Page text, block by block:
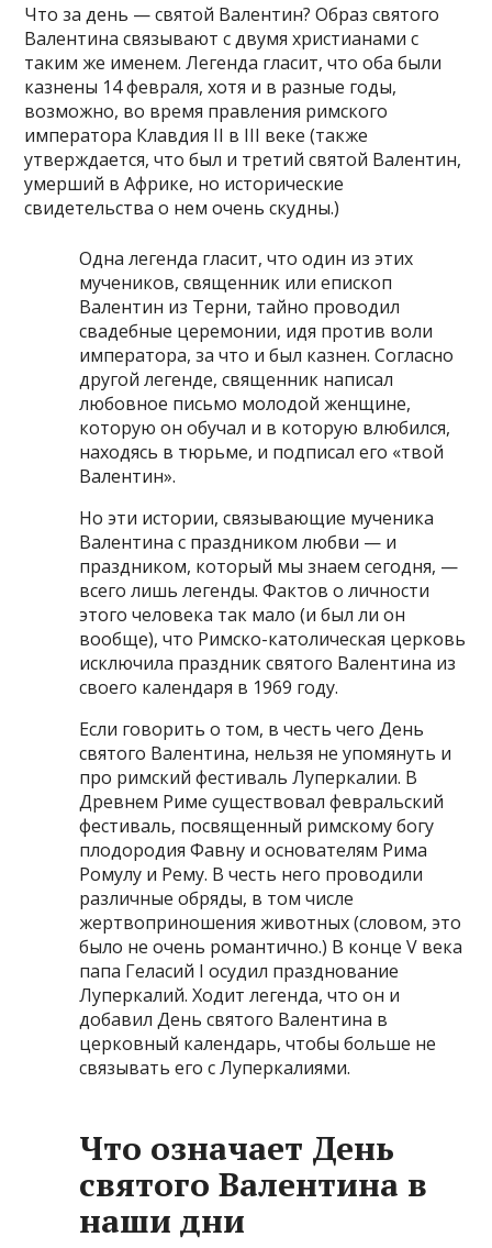
Что за день — святой Валентин? Образ святого
Валентина связывают с двумя христианами с
таким же именем. Легенда гласит, что оба были
казнены 14 февраля, хотя и в разные годы,
возможно, во время правления римского
императора Клавдия II в III веке (также
утверждается, что был и третий святой Валентин,
умерший в Африке, но исторические
свидетельства о нем очень скудны.)
Одна легенда гласит, что один из этих
мучеников, священник или епископ
Валентин из Терни, тайно проводил
свадебные церемонии, идя против воли
императора, за что и был казнен. Согласно
другой легенде, священник написал
любовное письмо молодой женщине,
которую он обучал и в которую влюбился,
находясь в тюрьме, и подписал его «твой
Валентин».
Но эти истории, связывающие мученика
Валентина с праздником любви — и
праздником, который мы знаем сегодня, —
всего лишь легенды. Фактов о личности
этого человека так мало (и был ли он
вообще), что Римско-католическая церковь
исключила праздник святого Валентина из
своего календаря в 1969 году.
Если говорить о том, в честь чего День
святого Валентина, нельзя не упомянуть и
про римский фестиваль Луперкалии. В
Древнем Риме существовал февральский
фестиваль, посвященный римскому богу
плодородия Фавну и основателям Рима
Ромулу и Рему. В честь него проводили
различные обряды, в том числе
жертвоприношения животных (словом, это
было не очень романтично.) В конце V века
папа Геласий I осудил празднование
Луперкалий. Ходит легенда, что он и
добавил День святого Валентина в
церковный календарь, чтобы больше не
связывать его с Луперкалиями.
Что означает День
святого Валентина в
наши дни